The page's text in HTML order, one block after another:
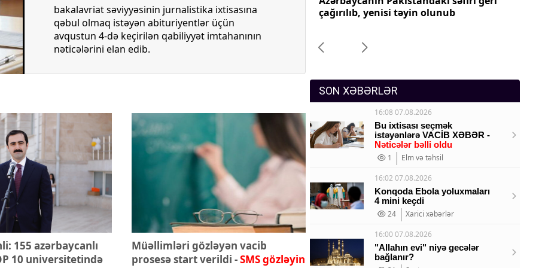
Mətbuat-150
bakalavriat səviyyəsinin jurnalistika ixtisasına
qəbul olmaq istəyən abituriyentlər üçün
avqustun 4-də keçirilən qabiliyyət imtahanının
nəticələrini elan edib.
155 azərbaycanlı
10 universitetində
Müəllimləri gözləyən vacib
prosesə start verildi -SMS gözləyin
Komitəsi yaradılıb
çağırılıb, yenisi təyin olunub
çağırılıb, yenisi təyin olunub
SON XƏBƏRLƏR
16:08 07.08.2026
Bu ixtisası seçmək
istəyənlərə VACİB XƏBƏR -
Nəticələr bəlli oldu
1
Elm və təhsil
16:02 07.08.2026
Konqoda Ebola yoluxmaları
4 mini keçdi
24
Xarici xəbərlər
16:00 07.08.2026
"Allahın evi" niyə gecələr
bağlanır?